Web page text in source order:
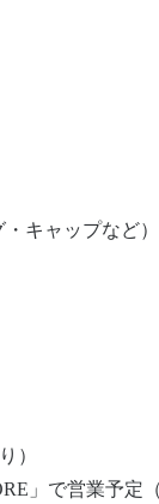
キャップなど）
）
で営業予定（